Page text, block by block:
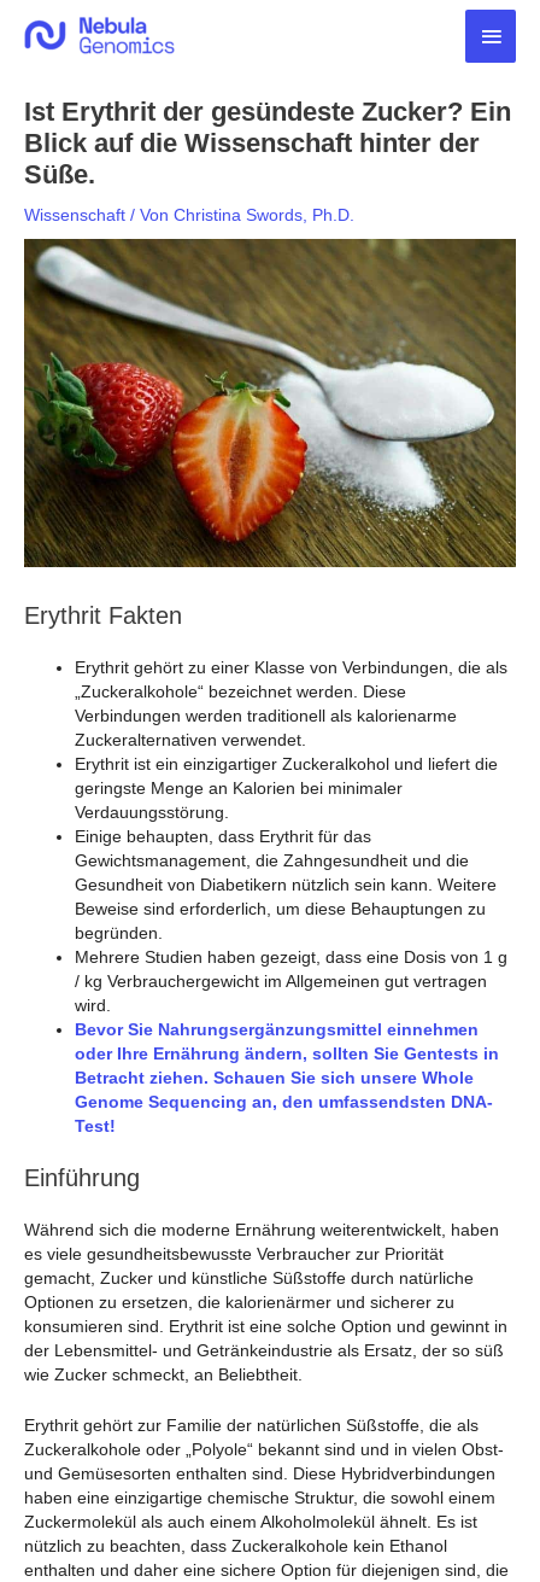
Inhalt
Ist Erythrit der gesündeste Zucker? Ein
Blick auf die Wissenschaft hinter der
Süße.
Wissenschaft / Von Christina Swords, Ph.D.
Erythrit Fakten
Erythrit gehört zu einer Klasse von Verbindungen, die als
„Zuckeralkohole“ bezeichnet werden. Diese
Verbindungen werden traditionell als kalorienarme
Zuckeralternativen verwendet.
Erythrit ist ein einzigartiger Zuckeralkohol und liefert die
geringste Menge an Kalorien bei minimaler
Verdauungsstörung.
Einige behaupten, dass Erythrit für das
Gewichtsmanagement, die Zahngesundheit und die
Gesundheit von Diabetikern nützlich sein kann. Weitere
Beweise sind erforderlich, um diese Behauptungen zu
begründen.
Mehrere Studien haben gezeigt, dass eine Dosis von 1 g
/ kg Verbrauchergewicht im Allgemeinen gut vertragen
wird.
Bevor Sie Nahrungsergänzungsmittel einnehmen
oder Ihre Ernährung ändern, sollten Sie Gentests in
Betracht ziehen. Schauen Sie sich unsere Whole
Genome Sequencing an, den umfassendsten DNA-
Test!
Einführung
Während sich die moderne Ernährung weiterentwickelt, haben
es viele gesundheitsbewusste Verbraucher zur Priorität
gemacht, Zucker und künstliche Süßstoffe durch natürliche
Optionen zu ersetzen, die kalorienärmer und sicherer zu
konsumieren sind. Erythrit ist eine solche Option und gewinnt in
der Lebensmittel- und Getränkeindustrie als Ersatz, der so süß
wie Zucker schmeckt, an Beliebtheit.
Erythrit gehört zur Familie der natürlichen Süßstoffe, die als
Zuckeralkohole oder „Polyole“ bekannt sind und in vielen Obst-
und Gemüsesorten enthalten sind. Diese Hybridverbindungen
haben eine einzigartige chemische Struktur, die sowohl einem
Zuckermolekül als auch einem Alkoholmolekül ähnelt. Es ist
nützlich zu beachten, dass Zuckeralkohole kein Ethanol
enthalten und daher eine sichere Option für diejenigen sind, die